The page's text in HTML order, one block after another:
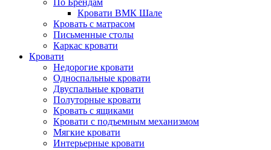
По Брендам
Кровати ВМК Шале
Кровать с матрасом
Письменные столы
Каркас кровати
Кровати
Недорогие кровати
Односпальные кровати
Двуспальные кровати
Полуторные кровати
Кровать с ящиками
Кровати с подъемным механизмом
Мягкие кровати
Интерьерные кровати